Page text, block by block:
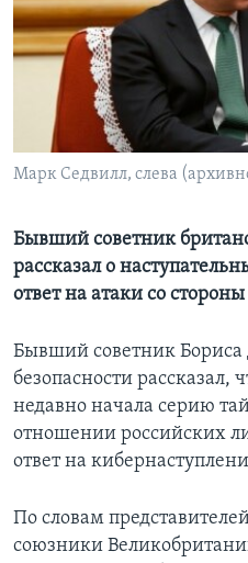
Learning English
СОЦИАЛЬНЫЕ СЕТИ
Марк Седвилл, слева
Бывший советник
рассказал о
ответ на атаки со
Бывший советник
безопасности рассказал,
недавно начала серию
отношении российских
ответ на
По словам
союзники